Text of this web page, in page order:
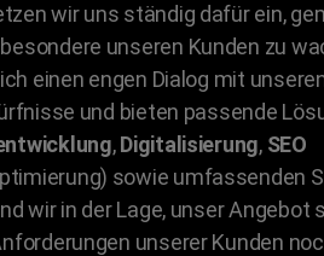
wir uns ständig dafür ein,
unseren Kunden zu
einen engen Dialog mit
und bieten passende
,Digitalisierung, SEO
sowie umfassenden
wir in der Lage, unser Angebot
unserer Kunden